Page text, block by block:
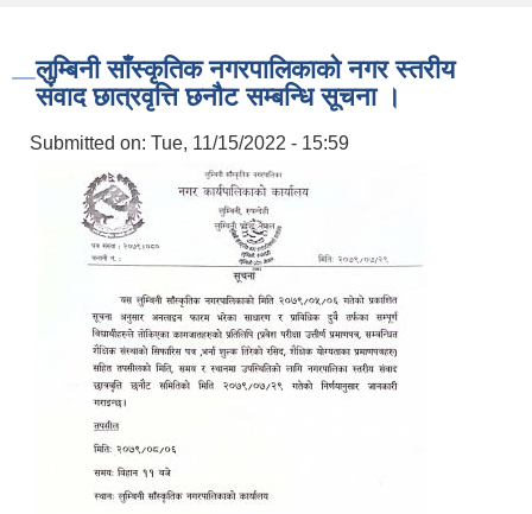
लुम्बिनी साँस्कृतिक नगरपालिकाको नगर स्तरीय
संवाद छात्रवृत्ति छनौट सम्बन्धि सूचना ।
Submitted on: Tue, 11/15/2022 - 15:59